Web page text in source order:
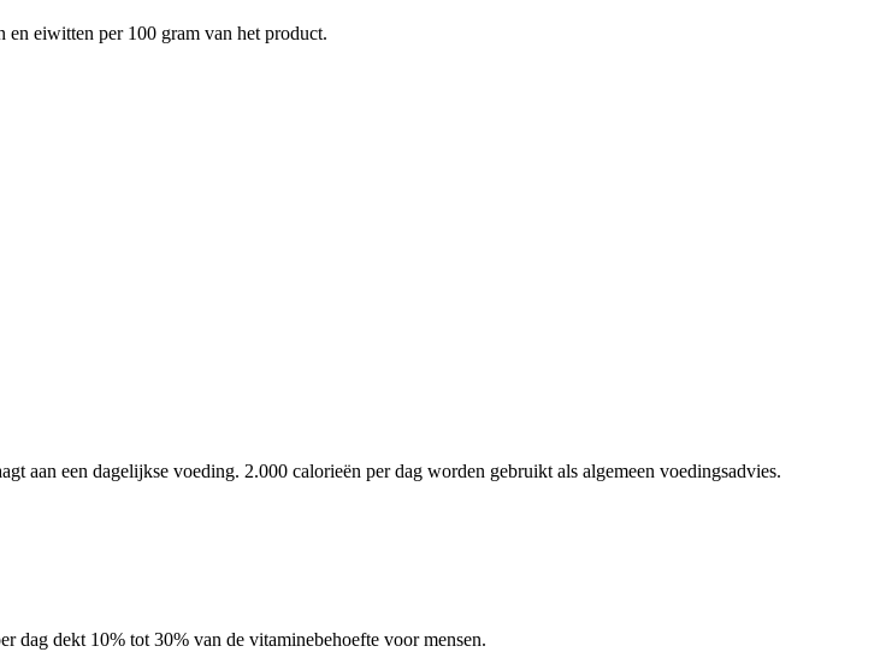
eiwitten per 100 gram van het product.
aan een dagelijkse voeding. 2.000 calorieën per dag worden gebruikt als algemeen voedingsadvies.
dag dekt 10% tot 30% van de vitaminebehoefte voor mensen.